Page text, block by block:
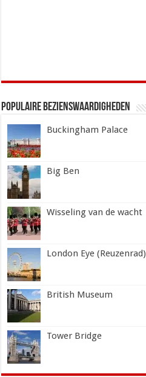
Populaire Bezienswaardigheden
Buckingham Palace
Big Ben
Wisseling van de wacht
London Eye (Reuzenrad)
British Museum
Tower Bridge